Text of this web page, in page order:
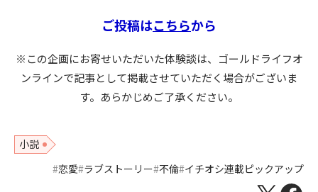
ご投稿はこちらから
※この企画にお寄せいただいた体験談は、ゴールドライフオ
ンラインで記事として掲載させていただく場合がございま
す。あらかじめご了承ください。
小説
恋愛 ラブストーリー 不倫 イチオシ連載ピックアップ